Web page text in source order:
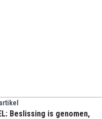
Beslissing is genomen,